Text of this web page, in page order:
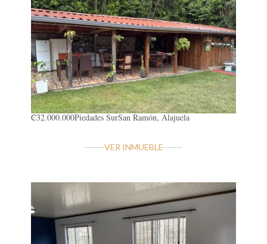
₡32.000.000Piedades SurSan Ramón, Alajuela
VER INMUEBLE